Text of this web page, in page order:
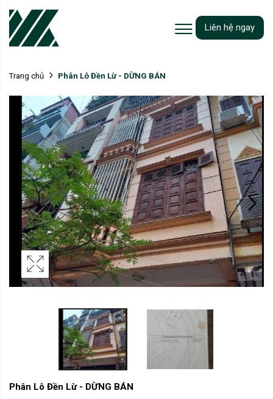
Liên hệ ngay
Trang chủ Phân Lô Đền Lừ - DỪNG BÁN
Phân Lô Đền Lừ - DỪNG BÁN